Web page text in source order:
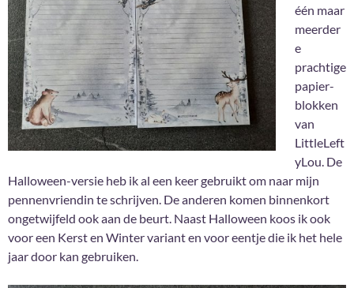
één maar
meerder
e
prachtige
papier-
blokken
van
LittleLeft
yLou. De
Halloween-versie heb ik al een keer gebruikt om naar mijn
pennenvriendin te schrijven. De anderen komen binnenkort
ongetwijfeld ook aan de beurt. Naast Halloween koos ik ook
voor een Kerst en Winter variant en voor eentje die ik het hele
jaar door kan gebruiken.